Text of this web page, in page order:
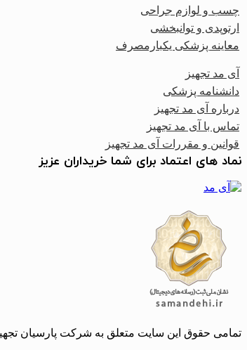
چسب و لوازم جراحی
ارتوپدی و توانبخشی
معاینه پزشکی یکبارمصرف
آی مد تجهیز
دانشنامه پزشکی
درباره آی مد تجهیز
تماس با آی مد تجهیز
قوانین و مقررات آی مد تجهیز
نماد های اعتماد برای شما خریداران عزیز
تمامی حقوق این سایت متعلق به شرکت پارسیان